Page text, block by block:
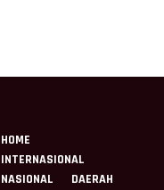
HOME
INTERNASIONAL
NASIONAL
DAERAH